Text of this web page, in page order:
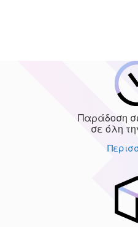
Παράδοση
σε όλη